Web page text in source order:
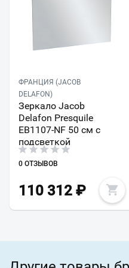
ФРАНЦИЯ (JACOB
DELAFON)
Зеркало Jacob
Delafon Presquile
EB1107-NF 50 см с
подсветкой
0 ОТЗЫВОВ
110 312 ₽